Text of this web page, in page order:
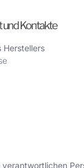
und Kontakte
Herstellers